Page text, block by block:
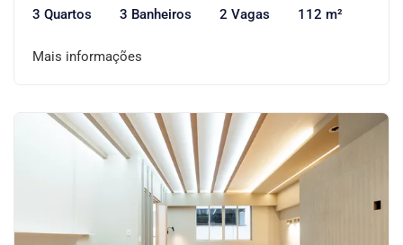
3 Quartos 3 Banheiros 2 Vagas 112 m²
Mais informações